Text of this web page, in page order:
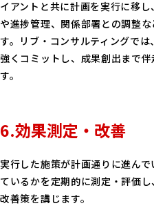
イアントと共に計画を実行に移
や進捗管理、関係部署との調整
す。リブ・コンサルティングで
強くコミットし、成果創出まで
す。
6.効果測定・改善
実行した施策が計画通りに進ん
ているかを定期的に測定・評価
改善策を講じます。